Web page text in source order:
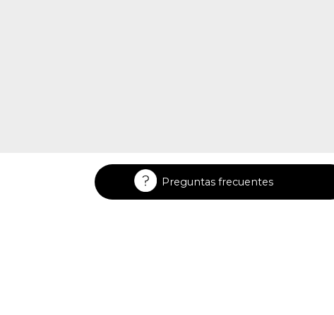
Preguntas frecuentes